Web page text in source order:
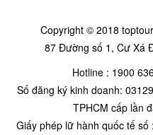
Copyright © 2018
87 Đường số 1, Cư Xá
Hotline : 1900
Số đăng ký kinh doanh:
TPHCM cấp lần
Giấy phép lữ hành quốc tế